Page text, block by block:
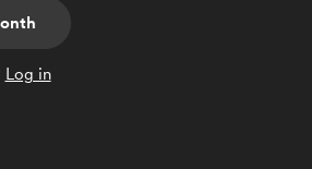
Log in